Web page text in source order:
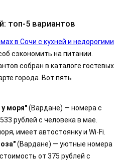
топ-5 вариантов
в Сочи с кухней и недорогими
сэкономить на питании.
собран в каталоге гостевых
города. Вот пять
у моря"(Вардане) — номера с
рублей с человека в мае.
имеет автостоянку и Wi-Fi.
(Вардане) — уютные номера
от 375 рублей с